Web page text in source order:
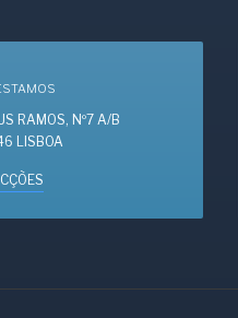
RAMOS, Nº7 A/B
LISBOA